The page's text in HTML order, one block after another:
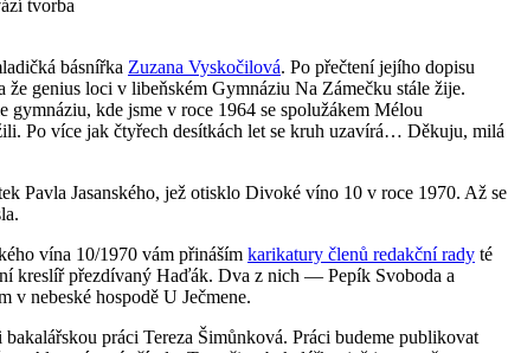
tvorba
básnířka Zuzana Vyskočilová. Po přečtení jejího dopisu
že genius loci v libeňském Gymnáziu Na Zámečku stále žije.
gymnáziu, kde jsme v roce 1964 se spolužákem Mélou
Po více jak čtyřech desítkách let se kruh uzavírá… Děkuju, milá
Pavla Jasanského, jež otisklo Divoké víno 10 v roce 1970. Až se
vína 10/1970 vám přináším karikatury členů redakční rady té
kreslíř přezdívaný Haďák. Dva z nich — Pepík Svoboda a
nebeské hospodě U Ječmene.
práci Tereza Šimůnková. Práci budeme publikovat